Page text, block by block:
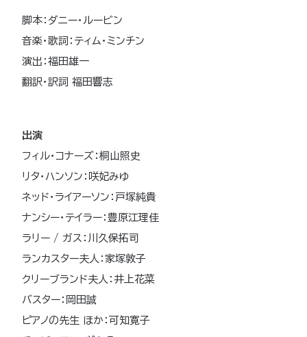
脚本：ダニー・ルービン
音楽・歌詞：ティム・ミンチン
演出：福田雄一
翻訳・訳詞 福田響志
出演
フィル・コナーズ：桐山照史
リタ・ハンソン：咲妃みゆ
ネッド・ライアーソン：戸塚純貴
ナンシー・テイラー：豊原江理佳
ラリー / ガス：川久保拓司
ランカスター夫人：家塚敦子
クリーブランド夫人：井上花菜
バスター：岡田誠
ピアノの先生 ほか：可知寛子